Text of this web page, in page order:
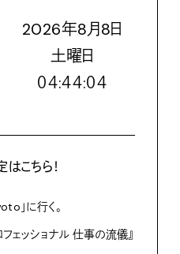
2026年8月8日
土曜日
０４:４４:０５
こちら！
」に行く。
ェッショナル 仕事の流儀』